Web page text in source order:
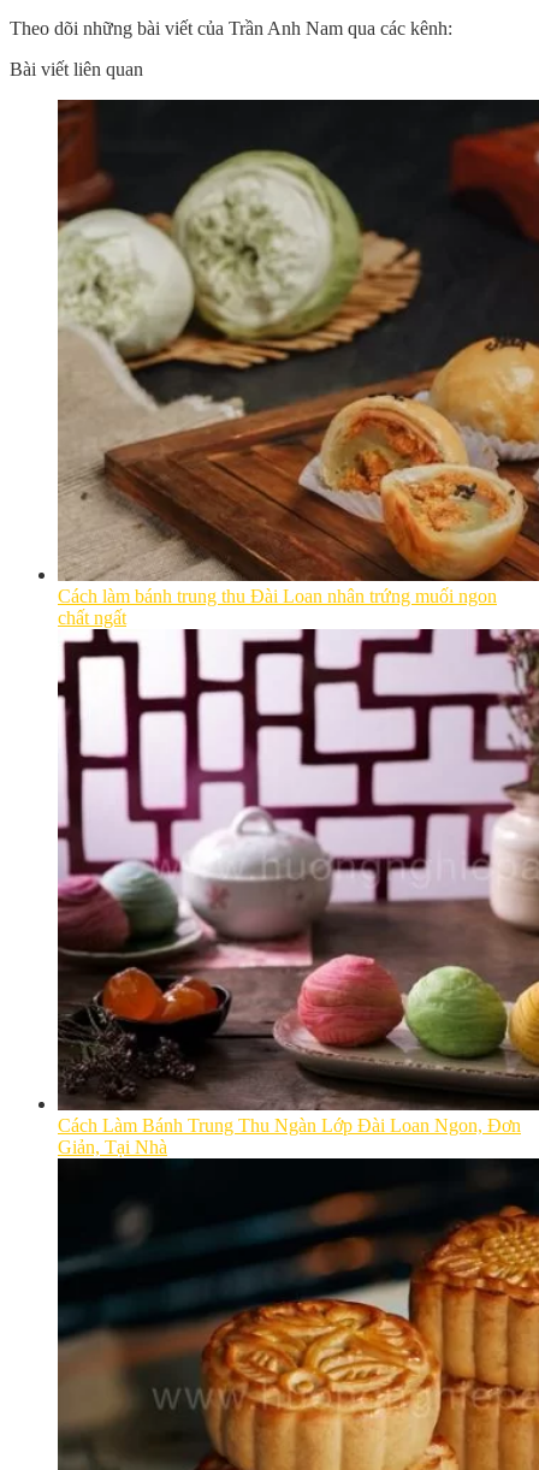
Theo dõi những bài viết của Trần Anh Nam qua các kênh:
Bài viết liên quan
Cách làm bánh trung thu Đài Loan nhân trứng muối ngon
chất ngất
Cách Làm Bánh Trung Thu Ngàn Lớp Đài Loan Ngon, Đơn
Giản, Tại Nhà